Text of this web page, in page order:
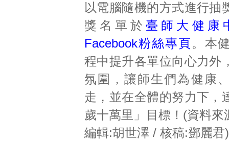
以電腦隨機的方式進行抽
獎名單於臺師大健康
Facebook粉絲專頁。本
程中提升各單位向心力外
氛圍，讓師生們為健康
走，並在全體的努力下，
歲十萬里」目標！(資料來
編輯:胡世澤 / 核稿:鄧麗君)